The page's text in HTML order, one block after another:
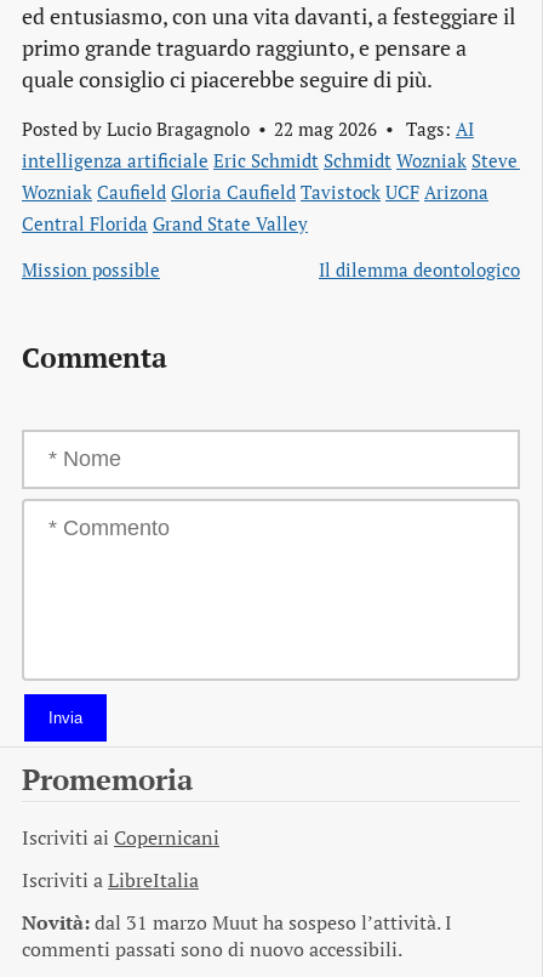
ed entusiasmo, con una vita davanti, a festeggiare il
primo grande traguardo raggiunto, e pensare a
quale consiglio ci piacerebbe seguire di più.
Posted by Lucio Bragagnolo 22 mag 2026 Tags: AI
intelligenza artificiale Eric Schmidt Schmidt Wozniak Steve
Wozniak Caufield Gloria Caufield Tavistock UCF Arizona
Central Florida Grand State Valley
Mission possible
Il dilemma deontologico
Commenta
Invia
Promemoria
Iscriviti ai Copernicani
Iscriviti aLibreItalia
Novità:dal 31 marzo Muut ha sospeso l’attività. I
commenti passati sono di nuovo accessibili.